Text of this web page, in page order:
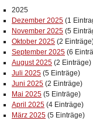
2025
Dezember 2025 (1
November 2025 (5
Oktober 2025 (2
September 2025 (6
August 2025 (2 Einträge)
Juli 2025 (5 Einträge)
Juni 2025 (2 Einträge)
Mai 2025 (5 Einträge)
April 2025 (4 Einträge)
März 2025 (5 Einträge)